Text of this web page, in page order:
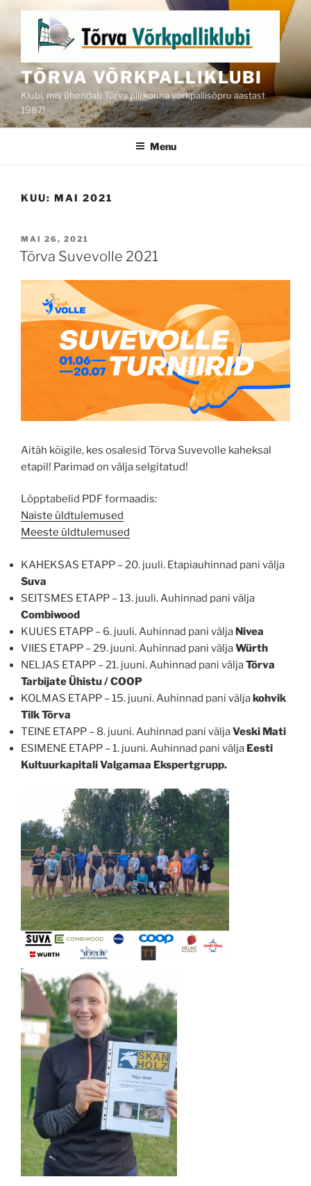
content
TÕRVA VÕRKPALLIKLUBI
Klubi, mis ühendab Tõrva piirkonna võrkpallisõpru aastast
1987!
Menu
KUU: MAI 2021
POSTED
ON
MAI 26, 2021
Tõrva Suvevolle 2021
Aitäh kõigile, kes osalesid Tõrva Suvevolle kaheksal
etapil! Parimad on välja selgitatud!
Lõpptabelid PDF formaadis:
Naiste üldtulemused
Meeste üldtulemused
KAHEKSAS ETAPP – 20. juuli. Etapiauhinnad pani välja
Suva
SEITSMES ETAPP – 13. juuli. Auhinnad pani välja
Combiwood
KUUES ETAPP – 6. juuli. Auhinnad pani välja Nivea
VIIES ETAPP – 29. juuni. Auhinnad pani väljaWürth
NELJAS ETAPP – 21. juuni. Auhinnad pani väljaTõrva
Tarbijate Ühistu / COOP
KOLMAS ETAPP – 15. juuni. Auhinnad pani väljakohvik
Tilk Tõrva
TEINE ETAPP – 8. juuni. Auhinnad pani väljaVeski Mati
ESIMENE ETAPP – 1. juuni. Auhinnad pani välja Eesti
Kultuurkapitali Valgamaa Ekspertgrupp.